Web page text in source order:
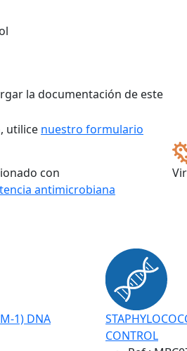
la documentación de este
utilice nuestro formulario
con
antimicrobiana
1) DNA
CONTROL